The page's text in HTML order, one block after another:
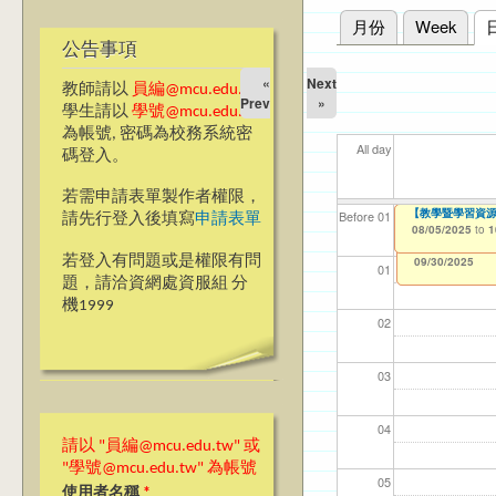
公告事項
教師請以 員編@mcu.edu.tw
學生請以 學號@mcu.edu.tw
為帳號, 密碼為校務系統密
碼登入。
若需申請表單製作者權限，
請先行登入後填寫申請表單
若登入有問題或是權限有問
題，請洽資網處資服組 分
機1999
請以 "員編@mcu.edu.tw" 或
"學號@mcu.edu.tw" 為帳號
主要索引標籤
月份 Week
«
Prev
Next
»
All day
Before 01
01
02
03
04
05
【資網處】
整合系統～表單
12/31/2027
我愛銘傳我愛養
校區)
09/30/2025
【財
11/
【財
11/
114
04/
114
02/
CDC【桃園校
08/05/2025 to
【教學暨學習
08/05/2025 to